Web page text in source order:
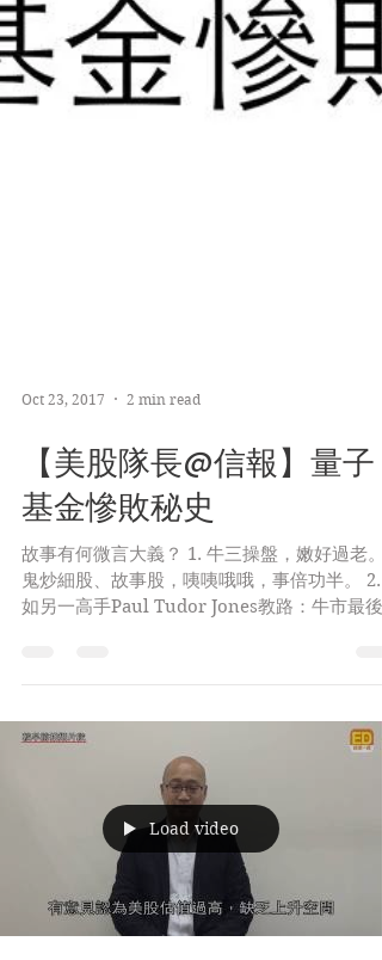
Oct 23, 2017 2 min read
【美股隊長@信報】量子
基金慘敗秘史
故事有何微言大義？ 1. 牛三操盤，嫩好過老。老
分一，必跟基本因素脫節，股價拋物線式連升
十落，走出走入，操盤至忌。不
Load video